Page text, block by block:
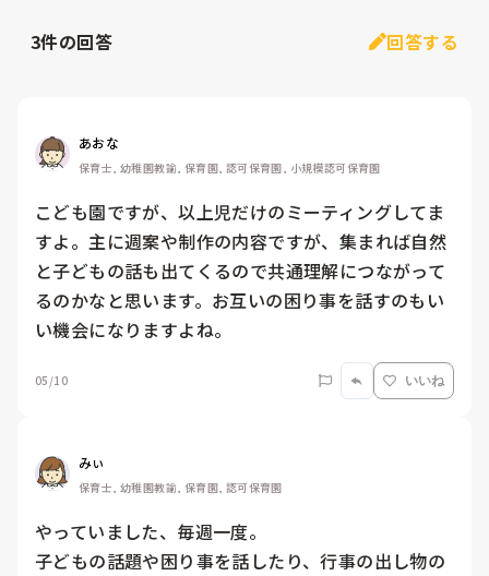
3件の回答 回答する
あおな
保育士, 幼稚園教諭, 保育園, 認可保育園, 小規模認可保育園
こども園ですが、以上児だけのミーティングしてま
すよ。主に週案や制作の内容ですが、集まれば自然
と子どもの話も出てくるので共通理解につながって
るのかなと思います。お互いの困り事を話すのもい
い機会になりますよね。
05/10 いいね
みぃ
保育士, 幼稚園教諭, 保育園, 認可保育園
やっていました、毎週一度。
子どもの話題や困り事を話したり、行事の出し物の